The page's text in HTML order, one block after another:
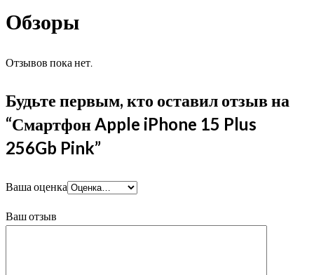
Обзоры
Отзывов пока нет.
Будьте первым, кто оставил отзыв на
“Смартфон Apple iPhone 15 Plus
256Gb Pink”
Ваша оценка
Ваш отзыв